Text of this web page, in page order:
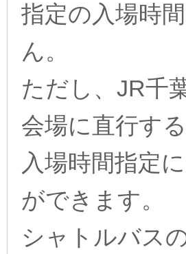
指定の入場時
ん。
ただし、JR千
会場に直行す
入場時間指定
ができます。
シャトルバス